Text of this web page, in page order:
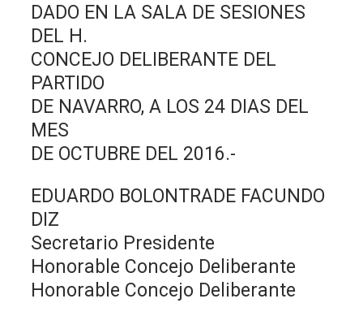
DADO EN LA SALA DE SESIONES
DEL H.
CONCEJO DELIBERANTE DEL
PARTIDO
DE NAVARRO, A LOS 24 DIAS DEL
MES
DE OCTUBRE DEL 2016.-
EDUARDO BOLONTRADE FACUNDO
DIZ
Secretario Presidente
Honorable Concejo Deliberante
Honorable Concejo Deliberante